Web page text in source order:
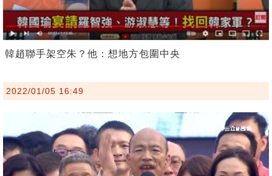
韓趙聯手架空朱？他：想地方包圍中央
2022/01/05 16:49